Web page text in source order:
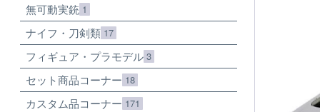
無可動実銃 1
ナイフ・刀剣類 17
フィギュア・プラモデル 3
セット商品コーナー 18
カスタム品コーナー 171